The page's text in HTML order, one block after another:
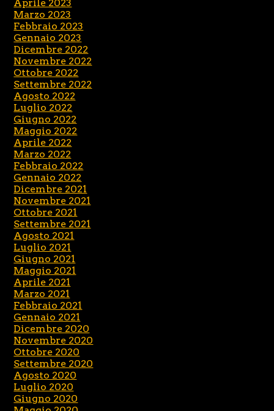
Aprile 2023
Marzo 2023
Febbraio 2023
Gennaio 2023
Dicembre 2022
Novembre 2022
Ottobre 2022
Settembre 2022
Agosto 2022
Luglio 2022
Giugno 2022
Maggio 2022
Aprile 2022
Marzo 2022
Febbraio 2022
Gennaio 2022
Dicembre 2021
Novembre 2021
Ottobre 2021
Settembre 2021
Agosto 2021
Luglio 2021
Giugno 2021
Maggio 2021
Aprile 2021
Marzo 2021
Febbraio 2021
Gennaio 2021
Dicembre 2020
Novembre 2020
Ottobre 2020
Settembre 2020
Agosto 2020
Luglio 2020
Giugno 2020